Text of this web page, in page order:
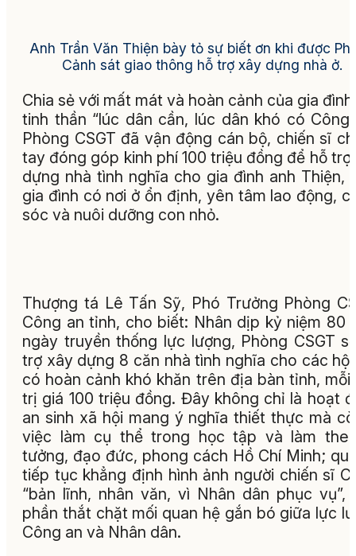
Anh Trần Văn Thiện bày tỏ sự biết ơn khi được
Cảnh sát giao thông hỗ trợ xây dựng nhà ở.
Chia sẻ với mất mát và hoàn cảnh của gia
tinh thần “lúc dân cần, lúc dân khó có Công
Phòng CSGT đã vận động cán bộ, chiến sĩ
tay đóng góp kinh phí 100 triệu đồng để hỗ trợ
dựng nhà tình nghĩa cho gia đình anh Thiện,
gia đình có nơi ở ổn định, yên tâm lao động,
sóc và nuôi dưỡng con nhỏ.
Thượng tá Lê Tấn Sỹ, Phó Trưởng Phòng
Công an tỉnh, cho biết: Nhân dịp kỷ niệm 80
ngày truyền thống lực lượng, Phòng CSGT
trợ xây dựng 8 căn nhà tình nghĩa cho các hộ
có hoàn cảnh khó khăn trên địa bàn tỉnh, mỗi
trị giá 100 triệu đồng. Đây không chỉ là hoạt
an sinh xã hội mang ý nghĩa thiết thực mà
việc làm cụ thể trong học tập và làm
tưởng, đạo đức, phong cách Hồ Chí Minh;
tiếp tục khẳng định hình ảnh người chiến sĩ
“bản lĩnh, nhân văn, vì Nhân dân phục vụ”,
phần thắt chặt mối quan hệ gắn bó giữa lực
Công an và Nhân dân.